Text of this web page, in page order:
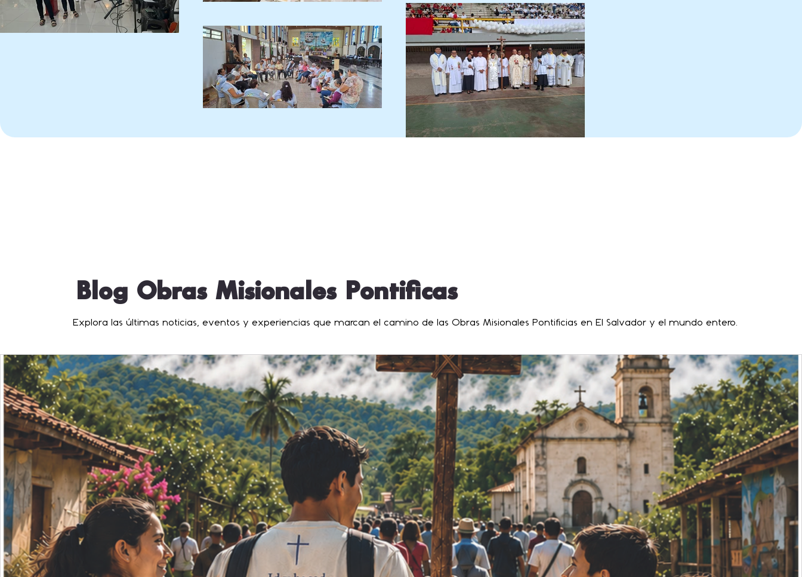
Blog Obras Misionales Pontificas
Explora las últimas noticias, eventos y experiencias que marcan el camino de las Obras Misionales Pontificias en El Salvador y el mundo entero.